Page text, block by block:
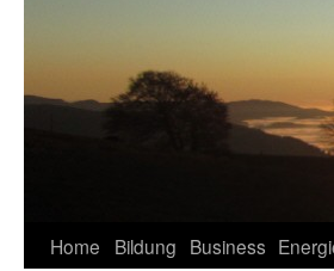
Home Bildung Business